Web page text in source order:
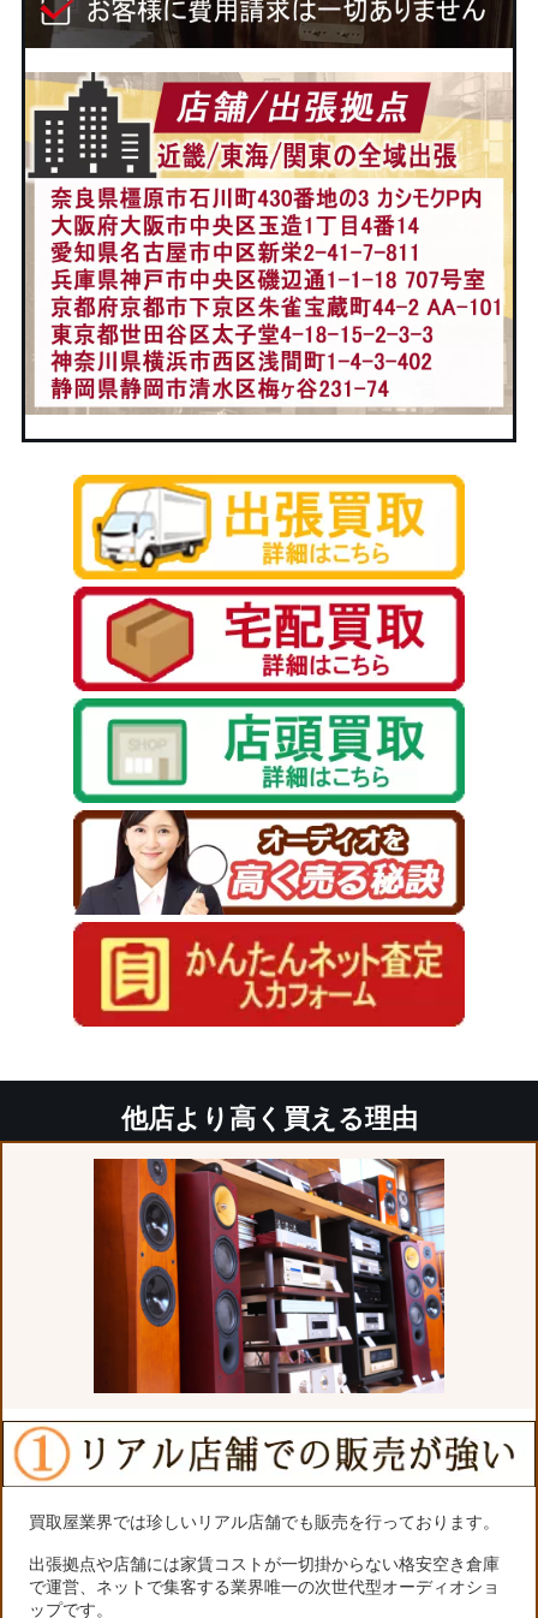
他店より高く買える理由
買取屋業界では珍しいリアル店舗でも販売を行っております。
出張拠点や店舗には家賃コストが一切掛からない格安空き倉庫
で運営、ネットで集客する業界唯一の次世代型オーディオショ
ップです。